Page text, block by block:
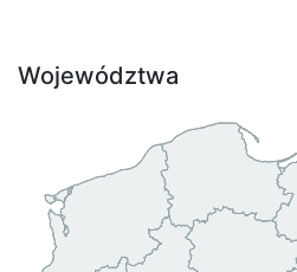
Województwa